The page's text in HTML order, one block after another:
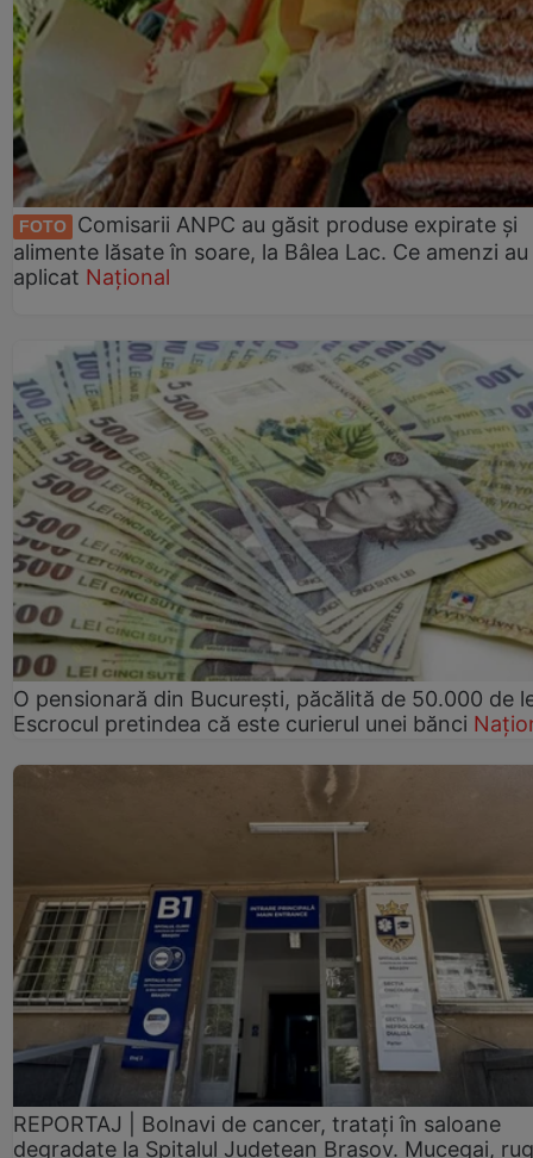
FOTO
Comisarii ANPC au găsit produse expirate și
alimente lăsate în soare, la Bâlea Lac. Ce amenzi au
aplicat Național
O pensionară din București, păcălită de 50.000 de
Escrocul pretindea că este curierul unei bănci
REPORTAJ | Bolnavi de cancer, tratați în saloane
degradate la Spitalul Județean Brașov. Mucegai,